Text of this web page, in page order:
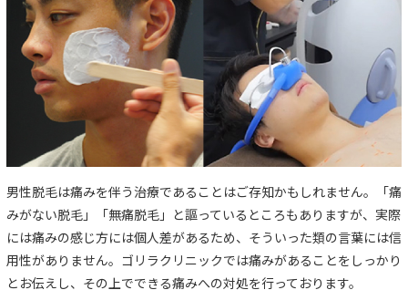
男性脱毛は痛みを伴う治療であることはご存知かもしれません。「痛
みがない脱毛」「無痛脱毛」と謳っているところもありますが、実際
には痛みの感じ方には個人差があるため、そういった類の言葉には信
用性がありません。ゴリラクリニックでは痛みがあることをしっかり
とお伝えし、その上でできる痛みへの対処を行っております。